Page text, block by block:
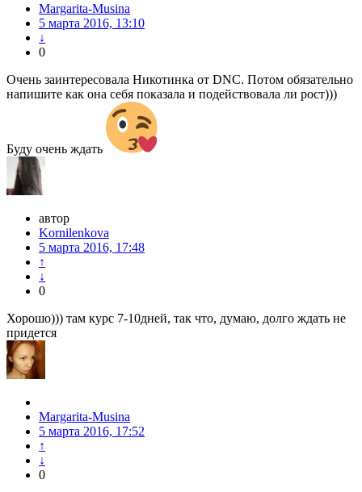
Margarita-Musina
5 марта 2016, 13:10
↓
0
Очень заинтересовала Никотинка от DNC. Потом обязательно
напишите как она себя показала и подействовала ли рост)))
Буду очень ждать
автор
Kornilenkova
5 марта 2016, 17:48
↑
↓
0
Хорошо))) там курс 7-10дней, так что, думаю, долго ждать не
придется
Margarita-Musina
5 марта 2016, 17:52
↑
↓
0